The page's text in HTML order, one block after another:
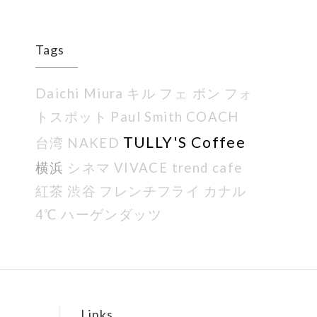
Tags
Daichi Miura キル フェ ボン フォ
トスポット Paul Smith COACH
台湾 NAKED TULLY'S Coffee
横浜 シネマ VIVACE trend cafe
紅茶 渋谷 フレンチフライ カナル
4℃ ハーゲンダッツ